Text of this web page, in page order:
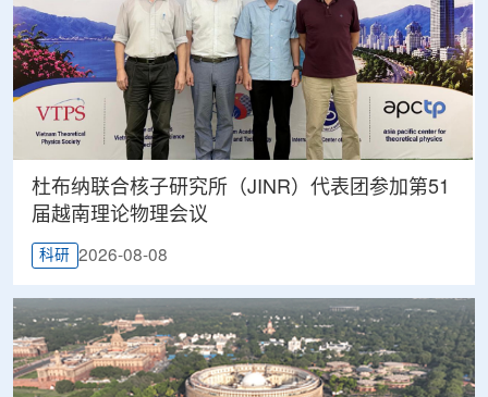
杜布纳联合核子研究所（JINR）代表团参加第51
届越南理论物理会议
科研 2026-08-08